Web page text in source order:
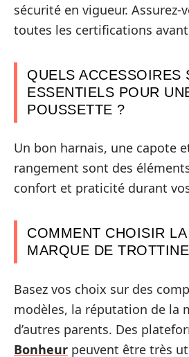
sécurité en vigueur. Assurez-
toutes les certifications avant
QUELS ACCESSOIRES
ESSENTIELS POUR
POUSSETTE ?
Un bon harnais, une capote
rangement sont des
confort et praticité durant
COMMENT CHOISIR
MARQUE DE
Basez vos choix sur des
modèles, la réputation de la
d’autres parents. Des
Bonheur peuvent être très